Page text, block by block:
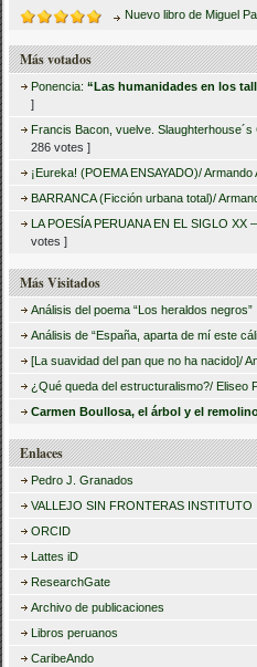
Nuevo libro de Miguel
Más votados
Ponencia:“Las humanidades en los
]
Francis Bacon, vuelve.
286 votes ]
¡Eureka! (POEMA ENSAYADO)/
BARRANCA (Ficción urbana total)/
LA POESÍA PERUANA EN EL SIGLO
votes ]
Más Visitados
Análisis del poema “Los heraldos negros”
Análisis de “España, aparta de mí este
[La suavidad del pan que no ha nacido]/
¿Qué queda del estructuralismo?/ Eliseo
Carmen Boullosa, el árbol y el
Enlaces
Pedro J. Granados
VALLEJO SIN FRONTERAS INSTITUTO
ORCID
Lattes iD
ResearchGate
Archivo de publicaciones
Libros peruanos
CaribeAndo